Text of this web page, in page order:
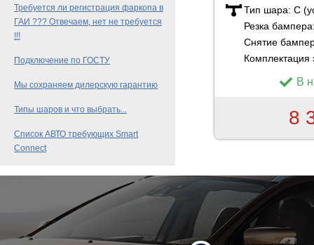
Требуется ли регистрация фаркопа в
ГАИ ??? Отвечаем, нет не требуется
!!!
Подключение по ГОСТУ
Мы сохраняем дилерскую гарантию
Типы шаров и что выбрать...
Список АВТО требующих Smart
Connect
Тип шара: C
Резка
Снятие
Комплектация
В
8